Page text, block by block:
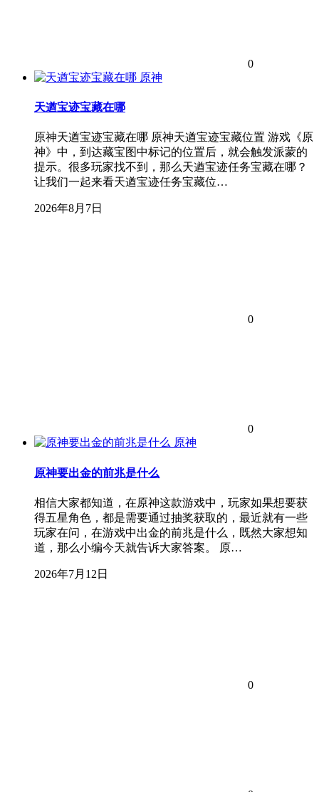
0
原神
天遒宝迹宝藏在哪
原神天遒宝迹宝藏在哪 原神天遒宝迹宝藏位置 游戏《原
神》中，到达藏宝图中标记的位置后，就会触发派蒙的
提示。很多玩家找不到，那么天遒宝迹任务宝藏在哪？
让我们一起来看天遒宝迹任务宝藏位…
2026年8月7日
0
0
原神
原神要出金的前兆是什么
相信大家都知道，在原神这款游戏中，玩家如果想要获
得五星角色，都是需要通过抽奖获取的，最近就有一些
玩家在问，在游戏中出金的前兆是什么，既然大家想知
道，那么小编今天就告诉大家答案。 原…
2026年7月12日
0